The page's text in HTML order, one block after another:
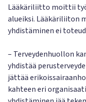
Lääkäriliitto moittii
alueiksi. Lääkäriliiton
yhdistäminen ei
– Terveydenhuollon
yhdistää
jättää
kahteen eri